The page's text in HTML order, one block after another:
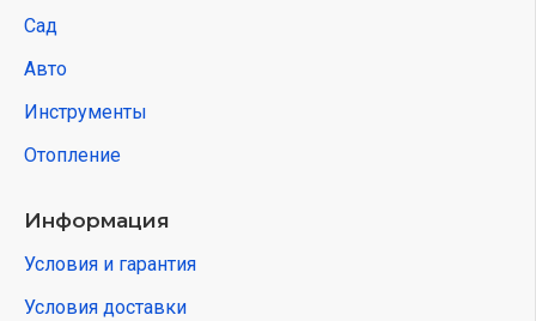
Сад
Авто
Инструменты
Отопление
Информация
Условия и гарантия
Условия доставки